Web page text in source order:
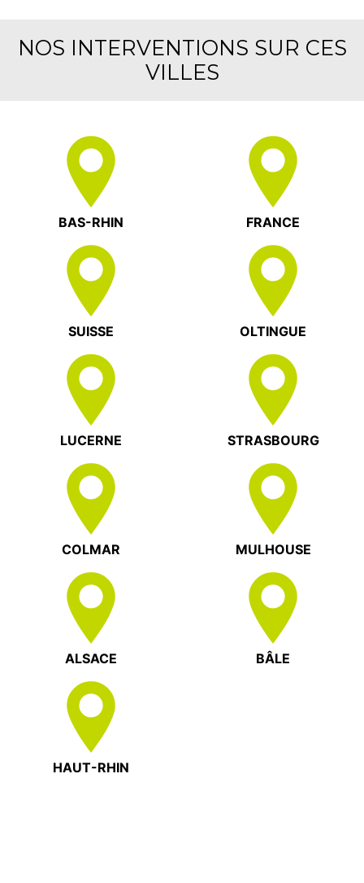
NOS INTERVENTIONS SUR CES
VILLES
BAS-RHIN FRANCE
SUISSE OLTINGUE
LUCERNE STRASBOURG
COLMAR MULHOUSE
ALSACE BÂLE
HAUT-RHIN